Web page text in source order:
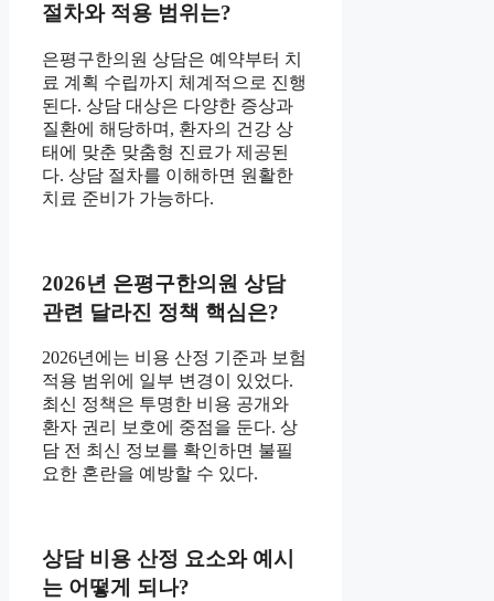
절차와 적용 범위는?
은평구한의원 상담은 예약부터 치
료 계획 수립까지 체계적으로 진행
된다. 상담 대상은 다양한 증상과
질환에 해당하며, 환자의 건강 상
태에 맞춘 맞춤형 진료가 제공된
다. 상담 절차를 이해하면 원활한
치료 준비가 가능하다.
2026년 은평구한의원 상담
관련 달라진 정책 핵심은?
2026년에는 비용 산정 기준과 보험
적용 범위에 일부 변경이 있었다.
최신 정책은 투명한 비용 공개와
환자 권리 보호에 중점을 둔다. 상
담 전 최신 정보를 확인하면 불필
요한 혼란을 예방할 수 있다.
상담 비용 산정 요소와 예시
는 어떻게 되나?